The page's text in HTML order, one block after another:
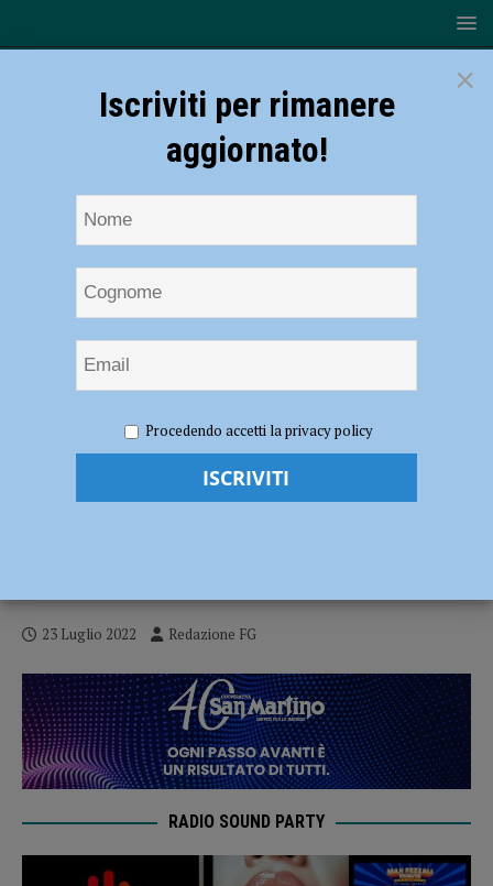
spegnere un principio di incendio ma viene avvolto dalle fiamme,
grave un 92enne
Tenta di spegnere un principio di incendio
23 Luglio 2022 Redazione FG
RADIO SOUND PARTY
×
Iscriviti per rimanere
aggiornato!
Procedendo accetti la privacy policy